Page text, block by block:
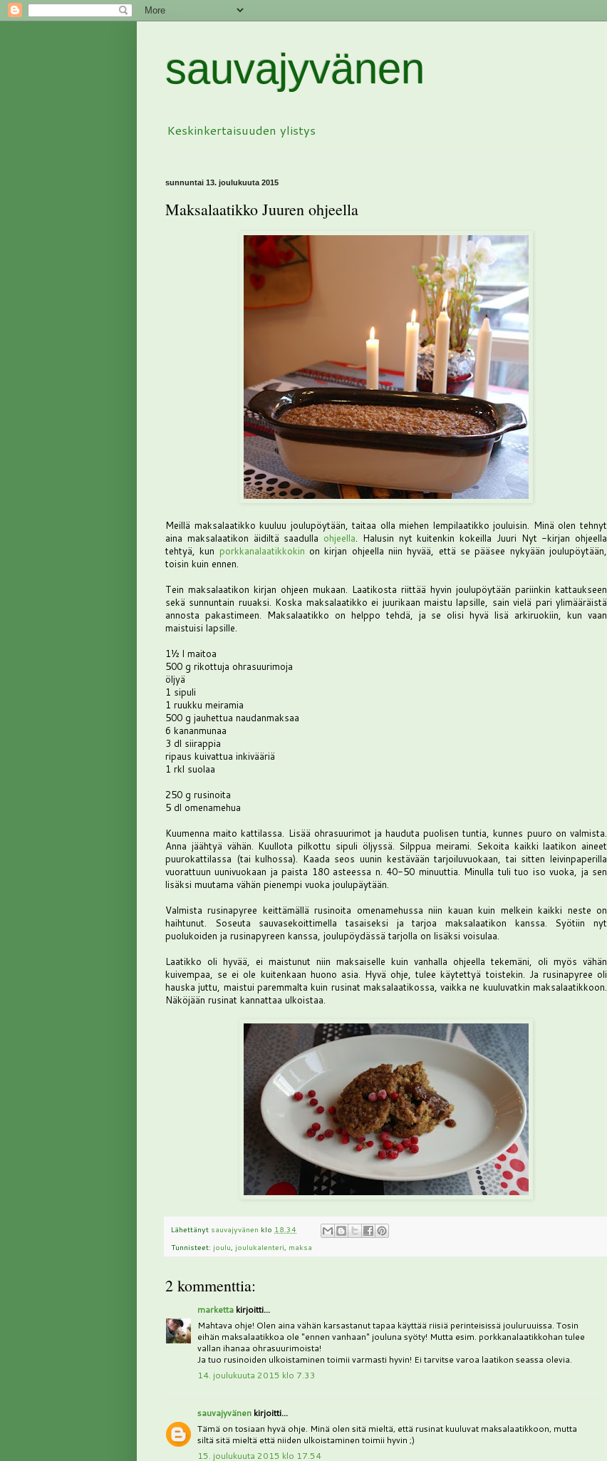
sauvajyvänen
Keskinkertaisuuden ylistys
sunnuntai 13. joulukuuta 2015
Maksalaatikko Juuren ohjeella
Meillä maksalaatikko kuuluu joulupöytään, taitaa olla miehen lempilaatikko jouluisin. Minä olen tehnyt
aina maksalaatikon äidiltä saadulla ohjeella. Halusin nyt kuitenkin kokeilla Juuri Nyt -kirjan ohjeella
tehtyä, kun porkkanalaatikkokin on kirjan ohjeella niin hyvää, että se pääsee nykyään joulupöytään,
toisin kuin ennen.
Tein maksalaatikon kirjan ohjeen mukaan. Laatikosta riittää hyvin joulupöytään pariinkin kattaukseen
sekä sunnuntain ruuaksi. Koska maksalaatikko ei juurikaan maistu lapsille, sain vielä pari ylimääräistä
annosta pakastimeen. Maksalaatikko on helppo tehdä, ja se olisi hyvä lisä arkiruokiin, kun vaan
maistuisi lapsille.
1½ l maitoa
500 g rikottuja ohrasuurimoja
öljyä
1 sipuli
1 ruukku meiramia
500 g jauhettua naudanmaksaa
6 kananmunaa
3 dl siirappia
ripaus kuivattua inkivääriä
1 rkl suolaa
250 g rusinoita
5 dl omenamehua
Kuumenna maito kattilassa. Lisää ohrasuurimot ja hauduta puolisen tuntia, kunnes puuro on valmista.
Anna jäähtyä vähän. Kuullota pilkottu sipuli öljyssä. Silppua meirami. Sekoita kaikki laatikon aineet
puurokattilassa (tai kulhossa). Kaada seos uunin kestävään tarjoiluvuokaan, tai sitten leivinpaperilla
vuorattuun uunivuokaan ja paista 180 asteessa n. 40-50 minuuttia. Minulla tuli tuo iso vuoka, ja sen
lisäksi muutama vähän pienempi vuoka joulupäytään.
Valmista rusinapyree keittämällä rusinoita omenamehussa niin kauan kuin melkein kaikki neste on
haihtunut. Soseuta sauvasekoittimella tasaiseksi ja tarjoa maksalaatikon kanssa. Syötiin nyt
puolukoiden ja rusinapyreen kanssa, joulupöydässä tarjolla on lisäksi voisulaa.
Laatikko oli hyvää, ei maistunut niin maksaiselle kuin vanhalla ohjeella tekemäni, oli myös vähän
kuivempaa, se ei ole kuitenkaan huono asia. Hyvä ohje, tulee käytettyä toistekin. Ja rusinapyree oli
hauska juttu, maistui paremmalta kuin rusinat maksalaatikossa, vaikka ne kuuluvatkin maksalaatikkoon.
Näköjään rusinat kannattaa ulkoistaa.
Lähettänyt sauvajyvänen klo 18.34
Tunnisteet: joulu, joulukalenteri, maksa
2 kommenttia:
marketta kirjoitti...
Mahtava ohje! Olen aina vähän karsastanut tapaa käyttää riisiä perinteisissä jouluruuissa. Tosin
eihän maksalaatikkoa ole "ennen vanhaan" jouluna syöty! Mutta esim. porkkanalaatikkohan tulee
vallan ihanaa ohrasuurimoista!
Ja tuo rusinoiden ulkoistaminen toimii varmasti hyvin! Ei tarvitse varoa laatikon seassa olevia.
14. joulukuuta 2015 klo 7.33
sauvajyvänen kirjoitti...
Tämä on tosiaan hyvä ohje. Minä olen sitä mieltä, että rusinat kuuluvat maksalaatikkoon, mutta
siltä sitä mieltä että niiden ulkoistaminen toimii hyvin ;)
15. joulukuuta 2015 klo 17.54